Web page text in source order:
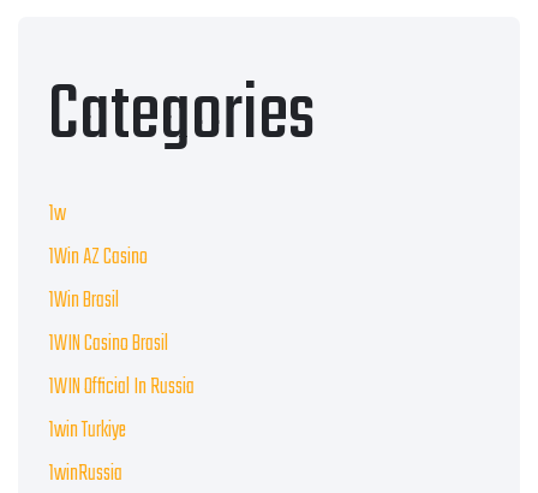
Categories
1w
1Win AZ Casino
1Win Brasil
1WIN Casino Brasil
1WIN Official In Russia
1win Turkiye
1winRussia